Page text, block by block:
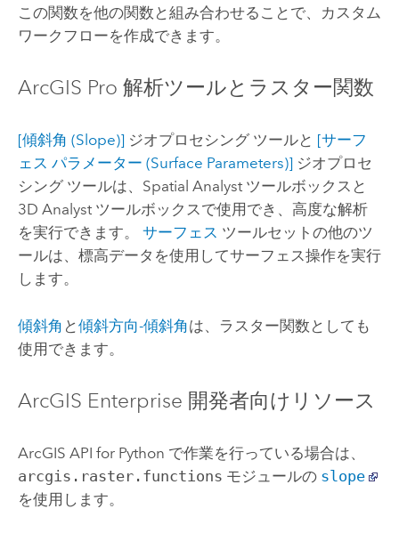
この関数を他の関数と組み合わせることで、カスタム
ワークフローを作成できます。
ArcGIS Pro 解析ツールとラスター関数
[傾斜角 (Slope)]ジオプロセシング ツールと [サーフ
ェス パラメーター (Surface Parameters)]ジオプロセ
シング ツールは、 Spatial Analystツールボックスと
3D Analystツールボックスで使用でき、高度な解析
を実行できます。 サーフェス ツールセットの他のツ
ールは、標高データを使用してサーフェス操作を実行
します。
傾斜角 と傾斜方向-傾斜角は、ラスター関数としても
使用できます。
ArcGIS Enterprise 開発者向けリソース
ArcGIS API for Python で作業を行っている場合は、
arcgis.raster.functions モジュールの slope
を使用します。